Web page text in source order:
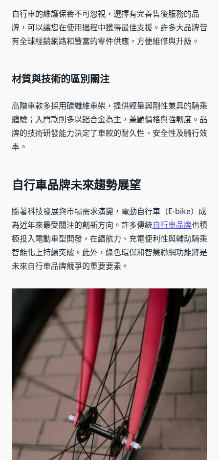
自行車的維護保養不可忽視，選擇有完善售後服務的品
牌，可以讓您在使用過程中獲得最佳支援。許多大品牌皆
有全球經銷網路和豐富的零件供應，方便維修與升級。
材質與技術的區別關注
高階車款多採用碳纖維車架，提供輕量與剛性兼具的騎乘
體驗；入門款則多以鋁合金為主，兼顧價格與強韌度。品
牌的技術研發能力決定了車款的耐久性、安全性及騎行效
率。
自行車品牌未來趨勢展望
隨著科技發展與市場需求演變，電動自行車（E-bike）成
為近年來最受關注的創新方向。許多傳統自行車品牌也積
極投入電動車型開發，在續航力、充電便利性與輔助騎乘
智能化上持續突破。此外，綠色環保和智慧聯網功能將是
未來自行車品牌競爭的重要要素。